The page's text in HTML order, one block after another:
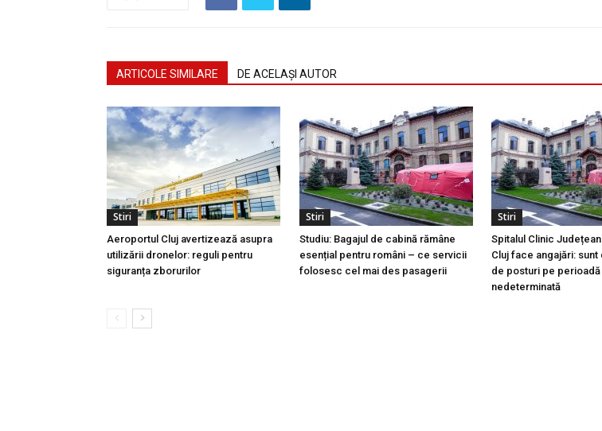
ARTICOLE SIMILARE DE ACELAȘI AUTOR
Stiri
Aeroportul Cluj avertizează asupra
utilizării dronelor: reguli pentru
siguranța zborurilor
Stiri
Studiu: Bagajul de cabină rămâne
esențial pentru români – ce servicii
folosesc cel mai des pasagerii
Stiri
Spitalul Clinic
Cluj face angajări:
de posturi pe perioadă
nedeterminată